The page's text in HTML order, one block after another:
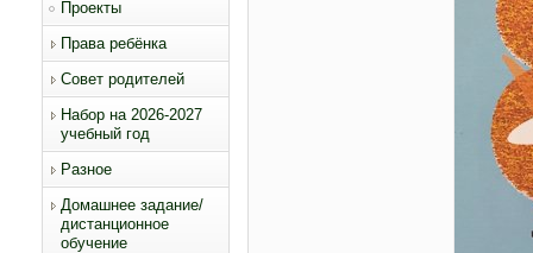
Проекты
Права ребёнка
Совет родителей
Набор на 2026-2027
учебный год
Разное
Домашнее задание/
дистанционное
обучение